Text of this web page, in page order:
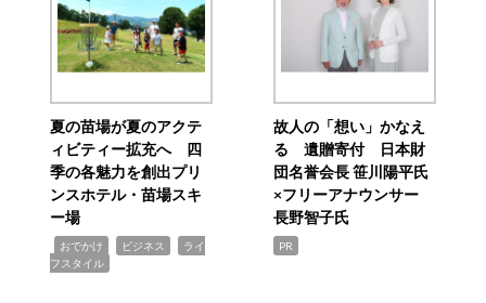
夏の苗場が夏のアクテ
ィビティー拡充へ 四
季の各魅力を創出プリ
ンスホテル・苗場スキ
ー場
おでかけ ビジネス
ライ
フスタイル
故人の「想い」かなえ
る 遺贈寄付 日本財
団名誉会長 笹川陽平氏
×フリーアナウンサー
長野智子氏
PR